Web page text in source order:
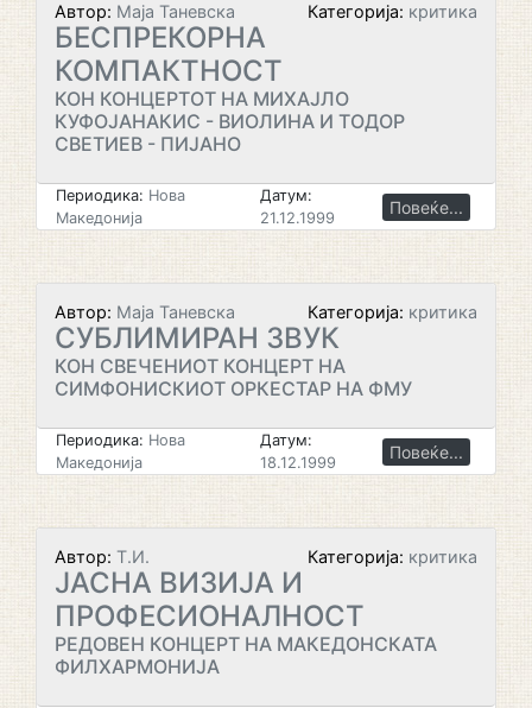
Автор: Маја Таневска Категорија: критика
БЕСПРЕКОРНА
КОМПАКТНОСТ
КОН КОНЦЕРТОТ НА МИХАЈЛО
КУФОЈАНАКИС - ВИОЛИНА И ТОДОР
СВЕТИЕВ - ПИЈАНО
Периодика: Нова
Македонија
Датум:
21.12.1999
Повеќе...
Автор: Маја Таневска Категорија: критика
СУБЛИМИРАН ЗВУК
КОН СВЕЧЕНИОТ КОНЦЕРТ НА
СИМФОНИСКИОТ ОРКЕСТАР НА ФМУ
Периодика: Нова
Македонија
Датум:
18.12.1999
Повеќе...
Автор: Т.И. Категорија: критика
ЈАСНА ВИЗИЈА И
ПРОФЕСИОНАЛНОСТ
РЕДОВЕН КОНЦЕРТ НА МАКЕДОНСКАТА
ФИЛХАРМОНИЈА